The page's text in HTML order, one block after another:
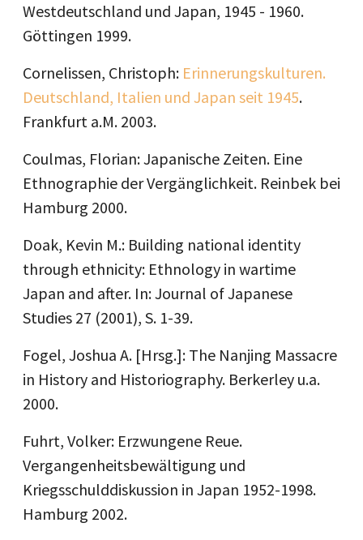
Westdeutschland und Japan, 1945 - 1960.
Göttingen 1999.
Cornelissen, Christoph: Erinnerungskulturen.
Deutschland, Italien und Japan seit 1945.
Frankfurt a.M. 2003.
Coulmas, Florian: Japanische Zeiten. Eine
Ethnographie der Vergänglichkeit. Reinbek bei
Hamburg 2000.
Doak, Kevin M.: Building national identity
through ethnicity: Ethnology in wartime
Japan and after. In: Journal of Japanese
Studies 27 (2001), S. 1-39.
Fogel, Joshua A. [Hrsg.]: The Nanjing Massacre
in History and Historiography. Berkerley u.a.
2000.
Fuhrt, Volker: Erzwungene Reue.
Vergangenheitsbewältigung und
Kriegsschulddiskussion in Japan 1952-1998.
Hamburg 2002.